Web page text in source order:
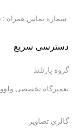
شماره تماس همراه : 09198249416 - 09126361710
دسترسی سریع
گروه پارتلند
تعمیرگاه تخصصی ولوو
گالری تصاویر